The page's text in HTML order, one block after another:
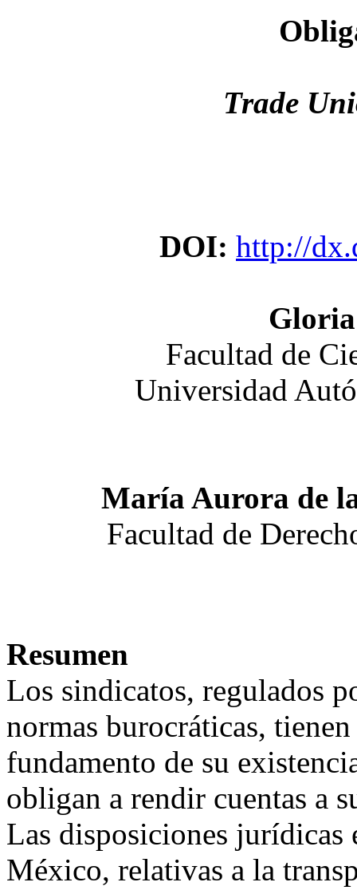
Trade
DOI: http://
Facultad de
Universidad
María Aurora de
Facultad de
Resumen
Los sindicatos, regulados
normas burocráticas,
fundamento de su
obligan a rendir cuentas a
Las disposiciones jurídicas
México, relativas a la